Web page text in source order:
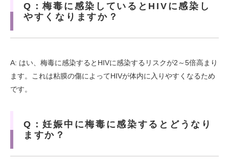
Q：梅毒に感染しているとHIVに感染し
やすくなりますか？
A: はい、梅毒に感染するとHIVに感染するリスクが2～5倍高まり
ます。これは粘膜の傷によってHIVが体内に入りやすくなるため
です。
Q：妊娠中に梅毒に感染するとどうなり
ますか？